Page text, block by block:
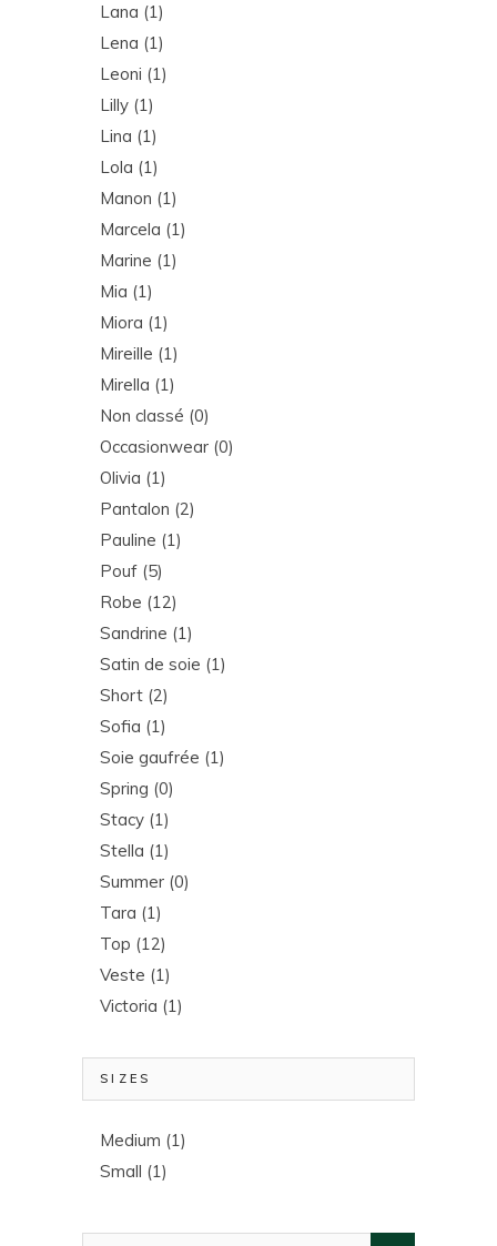
Lana (1)
Lena (1)
Leoni (1)
Lilly (1)
Lina (1)
Lola (1)
Manon (1)
Marcela (1)
Marine (1)
Mia (1)
Miora (1)
Mireille (1)
Mirella (1)
Non classé (0)
Occasionwear (0)
Olivia (1)
Pantalon (2)
Pauline (1)
Pouf (5)
Robe (12)
Sandrine (1)
Satin de soie (1)
Short (2)
Sofia (1)
Soie gaufrée (1)
Spring (0)
Stacy (1)
Stella (1)
Summer (0)
Tara (1)
Top (12)
Veste (1)
Victoria (1)
SIZES
Medium (1)
Small (1)
Search